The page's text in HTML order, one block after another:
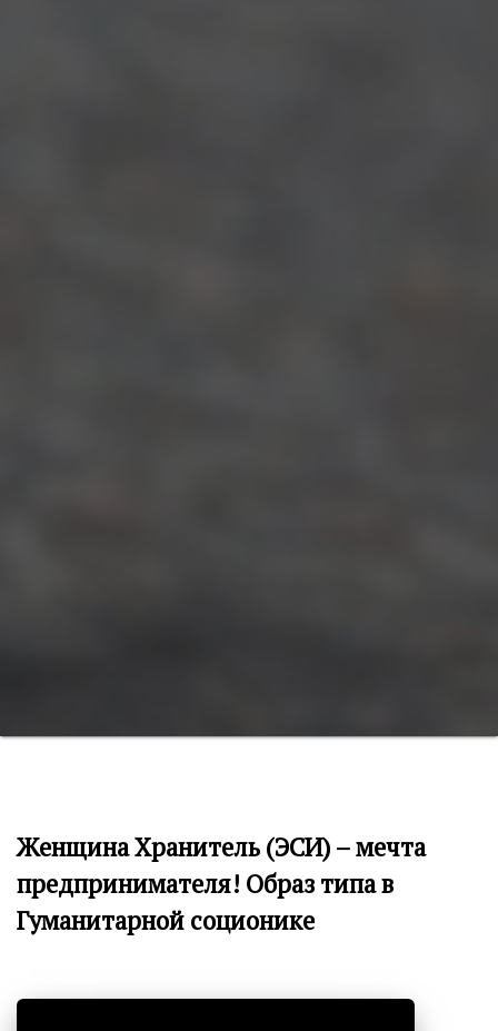
Женщина Хранитель (ЭСИ) – мечта
предпринимателя! Образ типа в
Гуманитарной соционике